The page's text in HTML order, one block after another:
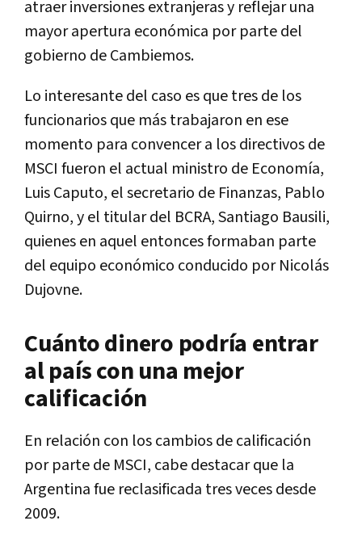
atraer inversiones extranjeras y reflejar una
mayor apertura económica por parte del
gobierno de Cambiemos.
Lo interesante del caso es que tres de los
funcionarios que más trabajaron en ese
momento para convencer a los directivos de
MSCI fueron el actual ministro de Economía,
Luis Caputo, el secretario de Finanzas, Pablo
Quirno, y el titular del BCRA, Santiago Bausili,
quienes en aquel entonces formaban parte
del equipo económico conducido por Nicolás
Dujovne.
Cuánto dinero podría entrar
al país con una mejor
calificación
En relación con los cambios de calificación
por parte de MSCI, cabe destacar que la
Argentina fue reclasificada tres veces desde
2009.